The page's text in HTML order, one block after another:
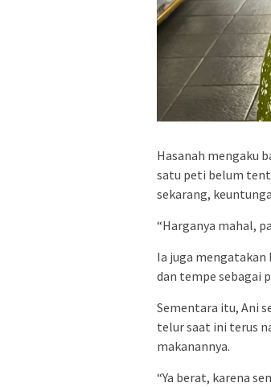
Hasanah mengaku
satu peti belum
sekarang,
“Harganya mahal,
Ia juga
dan tempe sebagai
Sementara itu, Ani
telur saat ini terus
makanannya.
“Ya berat, karena